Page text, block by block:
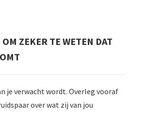
ZEKER TE WETEN DAT
je verwacht wordt. Overleg vooraf
over wat zij van jou